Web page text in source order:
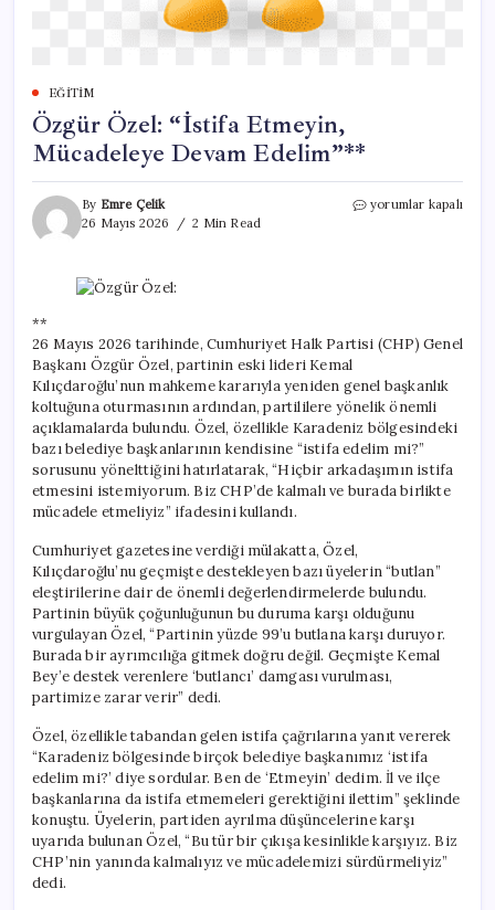
EĞITIM
Özgür Özel: “İstifa Etmeyin,
Mücadeleye Devam Edelim”**
By Emre Çelik
26 Mayıs 2026
2 Min Read
Özgür
için
yorumlar kapalı
**
26 Mayıs 2026 tarihinde, Cumhuriyet Halk Partisi (CHP) Genel
Başkanı Özgür Özel, partinin eski lideri Kemal
Kılıçdaroğlu’nun mahkeme kararıyla yeniden genel başkanlık
koltuğuna oturmasının ardından, partililere yönelik önemli
açıklamalarda bulundu. Özel, özellikle Karadeniz bölgesindeki
bazı belediye başkanlarının kendisine “istifa edelim mi?”
sorusunu yönelttiğini hatırlatarak, “Hiçbir arkadaşımın istifa
etmesini istemiyorum. Biz CHP’de kalmalı ve burada birlikte
mücadele etmeliyiz” ifadesini kullandı.
Cumhuriyet gazetesine verdiği mülakatta, Özel,
Kılıçdaroğlu’nu geçmişte destekleyen bazı üyelerin “butlan”
eleştirilerine dair de önemli değerlendirmelerde bulundu.
Partinin büyük çoğunluğunun bu duruma karşı olduğunu
vurgulayan Özel, “Partinin yüzde 99’u butlana karşı duruyor.
Burada bir ayrımcılığa gitmek doğru değil. Geçmişte Kemal
Bey’e destek verenlere ‘butlancı’ damgası vurulması,
partimize zarar verir” dedi.
Özel, özellikle tabandan gelen istifa çağrılarına yanıt vererek
“Karadeniz bölgesinde birçok belediye başkanımız ‘istifa
edelim mi?’ diye sordular. Ben de ‘Etmeyin’ dedim. İl ve ilçe
başkanlarına da istifa etmemeleri gerektiğini ilettim” şeklinde
konuştu. Üyelerin, partiden ayrılma düşüncelerine karşı
uyarıda bulunan Özel, “Bu tür bir çıkışa kesinlikle karşıyız. Biz
CHP’nin yanında kalmalıyız ve mücadelemizi sürdürmeliyiz”
dedi.